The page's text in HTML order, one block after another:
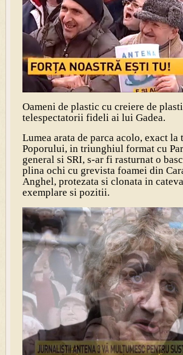
Oameni de plastic cu creiere de
telespectatorii fideli ai lui Gadea.
Lumea arata de parca acolo, exact la
Poporului, in triunghiul format cu
general si SRI, s-ar fi rasturnat o
plina ochi cu grevista foamei din
Anghel, protezata si clonata in
exemplare si pozitii.